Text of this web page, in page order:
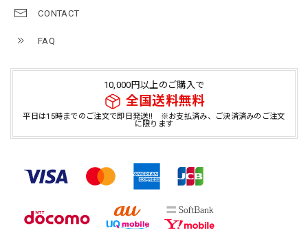
CONTACT
FAQ
10,000円以上のご購入で
全国送料無料
平日は15時までのご注文で即日発送!! ※お支払済み、ご決済済みのご注文
に限ります